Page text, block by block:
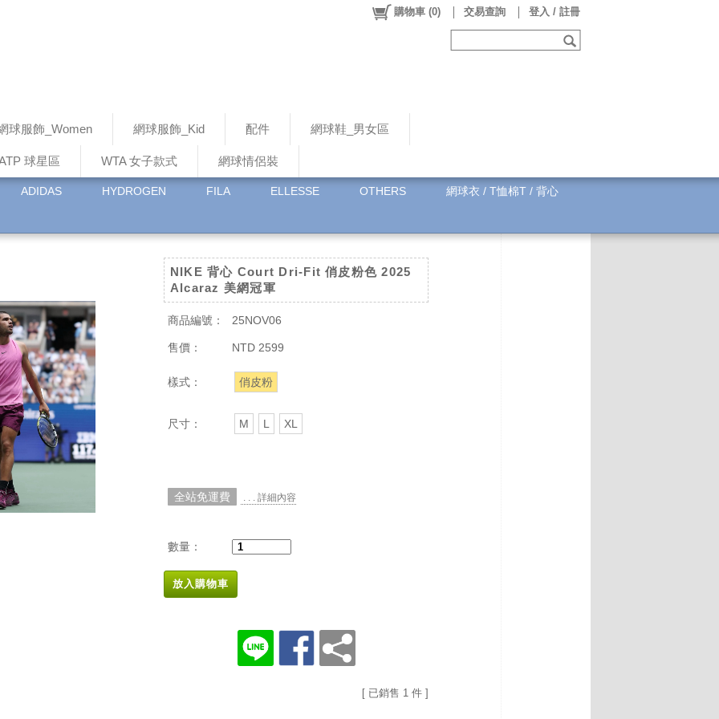
球服飾_Women 網球服飾_Kid 配件 網球鞋_男女區
球星區 WTA 女子款式 網球情侶裝
購物車 (0) 交易查詢 登入 / 註冊
ADIDAS HYDROGEN FILA ELLESSE OTHERS 網球衣 / T恤棉T / 背心
NIKE 背心 Court Dri-Fit 俏皮粉色 2025
Alcaraz 美網冠軍
商品編號： 25NOV06
售價： NTD 2599
樣式： 俏皮粉
尺寸： M L XL
全站免運費 . . . 詳細內容
數量：
放入購物車
[ 已銷售 1 件 ]